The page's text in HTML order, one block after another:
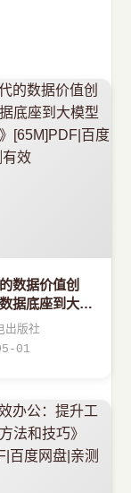
数据价值创
据底座到大模
地
出版社
01